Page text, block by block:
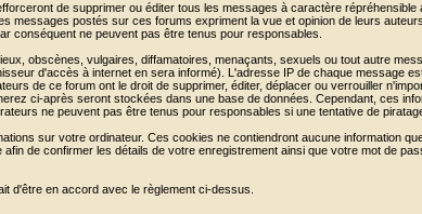
de supprimer ou éditer tous les messages à caractère
messages postés sur ces forums expriment la vue et opinion de leurs
conséquent ne peuvent pas être tenus pour responsables.
obscènes, vulgaires, diffamatoires, menaçants, sexuels ou tout autre
d'accès à internet en sera informé). L'adresse IP de chaque message
de ce forum ont le droit de supprimer, éditer, déplacer ou verrouiller
ci-après seront stockées dans une base de données. Cependant, ces
ne peuvent pas être tenus pour responsables si une tentative de
sur votre ordinateur. Ces cookies ne contiendront aucune information
afin de confirmer les détails de votre enregistrement ainsi que votre mot de
d'être en accord avec le règlement ci-dessus.